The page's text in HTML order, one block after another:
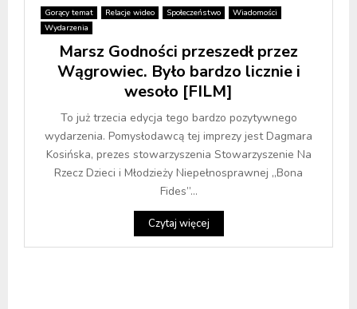
Gorący temat Relacje wideo Społeczeństwo
Wiadomości
Wydarzenia
Marsz Godności przeszedł przez
Wągrowiec. Było bardzo licznie i
wesoło [FILM]
To już trzecia edycja tego bardzo pozytywnego
wydarzenia. Pomysłodawcą tej imprezy jest Dagmara
Kosińska, prezes stowarzyszenia Stowarzyszenie Na
Rzecz Dzieci i Młodzieży Niepełnosprawnej „Bona
Fides”...
Czytaj więcej